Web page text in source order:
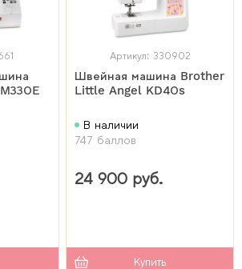
Артикул: 330902
Швейная машина Brother
Little Angel KD40s
В наличии
747 баллов
24 900 руб.
Купить